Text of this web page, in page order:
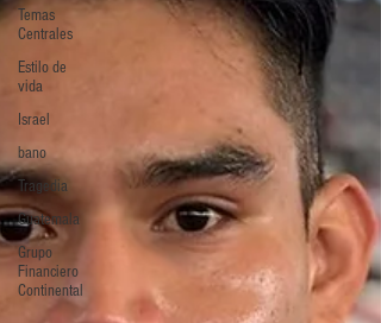
Temas
Centrales
Estilo de
vida
Israel
bano
Tragedia
Guatemala
Grupo
Financiero
Continental